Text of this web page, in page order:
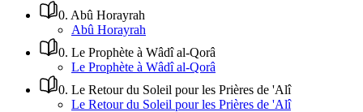
0. Abû Horayrah
Abû Horayrah
0. Le Prophète à Wâdî al-Qorâ
Le Prophète à Wâdî al-Qorâ
0. Le Retour du Soleil pour les Prières de 'Alî
Le Retour du Soleil pour les Prières de 'Alî